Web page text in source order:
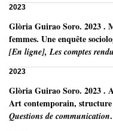
2023
Glòria Guirao Soro. 2023.
femmes. Une enquête
[En ligne], Les comptes
2023
Glòria Guirao Soro. 2023.
Art contemporain,
Questions de communication.